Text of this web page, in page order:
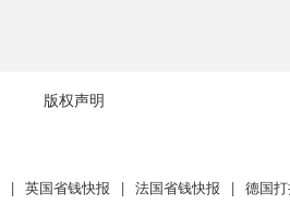
版权声明
| 英国省钱快报 | 法国省钱快报 | 德国